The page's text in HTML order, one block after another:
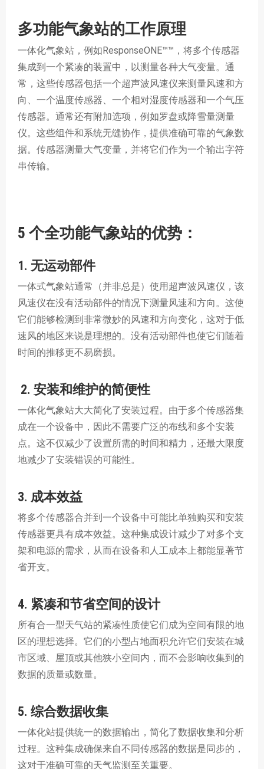
多功能气象站的工作原理
一体化气象站，例如ResponseONE™™ ，将多个传感器
集成到一个紧凑的装置中，以测量各种大气变量。通
常，这些传感器包括一个超声波风速仪来测量风速和方
向、一个温度传感器、一个相对湿度传感器和一个气压
传感器。通常还有附加选项，例如罗盘或降雪量测量
仪。这些组件和系统无缝协作，提供准确可靠的气象数
据。传感器测量大气变量，并将它们作为一个输出字符
串传输。
5 个全功能气象站的优势：
1. 无运动部件
一体式气象站通常（并非总是）使用超声波风速仪，该
风速仪在没有活动部件的情况下测量风速和方向。这使
它们能够检测到非常微妙的风速和方向变化，这对于低
速风的地区来说是理想的。没有活动部件也使它们随着
时间的推移更不易磨损。
2. 安装和维护的简便性
一体化气象站大大简化了安装过程。由于多个传感器集
成在一个设备中，因此不需要广泛的布线和多个安装
点。这不仅减少了设置所需的时间和精力，还最大限度
地减少了安装错误的可能性。
3. 成本效益
将多个传感器合并到一个设备中可能比单独购买和安装
传感器更具有成本效益。这种集成设计减少了对多个支
架和电源的需求，从而在设备和人工成本上都能显著节
省开支。
4. 紧凑和节省空间的设计
所有合一型天气站的紧凑性质使它们成为空间有限的地
区的理想选择。它们的小型占地面积允许它们安装在城
市区域、屋顶或其他狭小空间内，而不会影响收集到的
数据的质量或数量。
5. 综合数据收集
一体化站提供统一的数据输出，简化了数据收集和分析
过程。这种集成确保来自不同传感器的数据是同步的，
这对于准确可靠的天气监测至关重要。